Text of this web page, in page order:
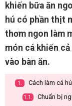
khiến bữa ăn
hú có phần thịt
thơm ngon làm
món cá khiến
vào bàn ăn.
1. Cách làm cá
1.1. Chuẩn bị